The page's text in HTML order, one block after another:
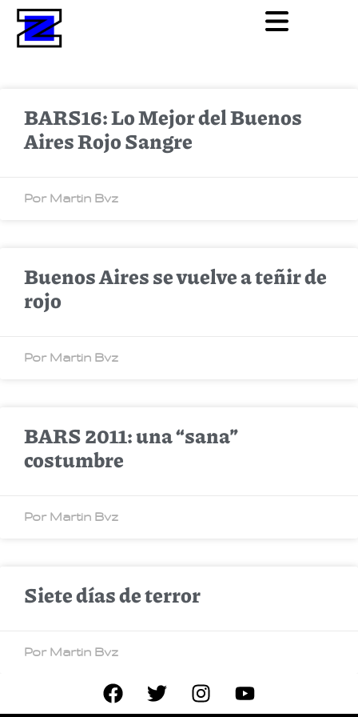
BARS16: Lo Mejor del Buenos
Aires Rojo Sangre
Por Martin Bvz
Buenos Aires se vuelve a teñir de
rojo
Por Martin Bvz
BARS 2011: una “sana”
costumbre
Por Martin Bvz
Siete días de terror
Por Martin Bvz